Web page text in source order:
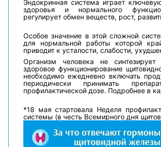
Эндокринная система играет
здоровья и нормального
регулирует обмен веществ, рост,
Особое значение в этой сложной
для нормальной работы которой
приводит к усталости, слабости,
Организм человека не
здоровое функционирование
необходимо ежедневно включать
периодически принимать
профилактической дозе. Подробнее в
*18 мая стартовала Неделя
системы (в честь Всемирного дня